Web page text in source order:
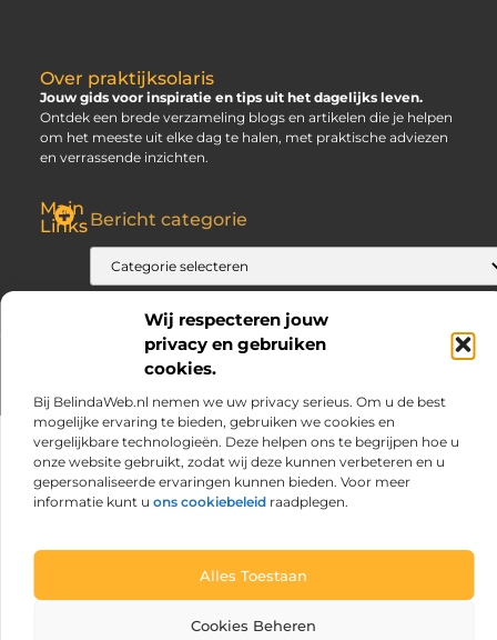
Wij respecteren jouw
privacy en gebruiken
cookies.
Bij BelindaWeb.nl nemen we uw privacy serieus. Om u de best
mogelijke ervaring te bieden, gebruiken we cookies en
vergelijkbare technologieën. Deze helpen ons te begrijpen hoe u
onze website gebruikt, zodat wij deze kunnen verbeteren en u
gepersonaliseerde ervaringen kunnen bieden. Voor meer
informatie kunt u ons cookiebeleid raadplegen.
Alles Toestaan
Cookies Beheren
Over praktijksolaris
Jouw gids voor inspiratie en tips uit het dagelijks leven.
Ontdek een brede verzameling blogs en artikelen die je helpen
om het meeste uit elke dag te halen, met praktische adviezen
en verrassende inzichten.
Main
LinksBericht categorie
@2025 www.praktijksolaris.nl. All Right Reserved.